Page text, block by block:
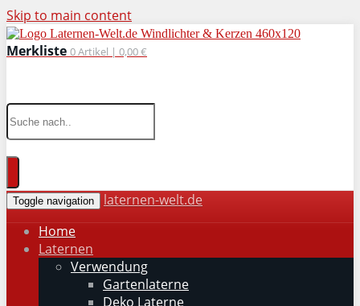
Skip to main content
Merkliste 0Artikel | 0,00 €
Toggle navigation
laternen-welt.de
Home
Laternen
Verwendung
Gartenlaterne
Deko Laterne